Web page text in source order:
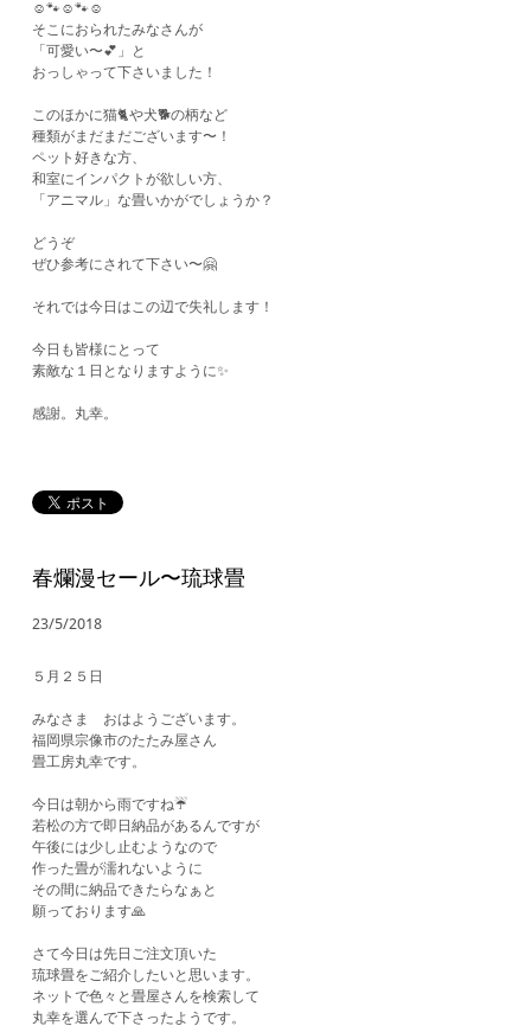
☺️🐾☺️🐾☺️
そこにおられたみなさんが
「可愛い〜💕」と
おっしゃって下さいました！
このほかに猫🐈や犬🐕の柄など
種類がまだまだございます〜！
ペット好きな方、
和室にインパクトが欲しい方、
「アニマル」な畳いかがでしょうか？
​どうぞ
ぜひ参考にされて下さい〜🤗
それでは今日はこの辺で失礼します！
今日も皆様にとって
素敵な１日となりますように✨
感謝。丸幸。
春爛漫セール〜琉球畳
23/5/2018
５月２５日
みなさま おはようございます。
福岡県宗像市のたたみ屋さん
畳工房丸幸です。
今日は朝から雨ですね☔️
若松の方で即日納品があるんですが
午後には少し止むようなので
作った畳が濡れないように
その間に納品できたらなぁと
願っております🙏
さて今日は先日ご注文頂いた
琉球畳をご紹介したいと思います。
ネットで色々と畳屋さんを検索して
丸幸を選んで下さったようです。